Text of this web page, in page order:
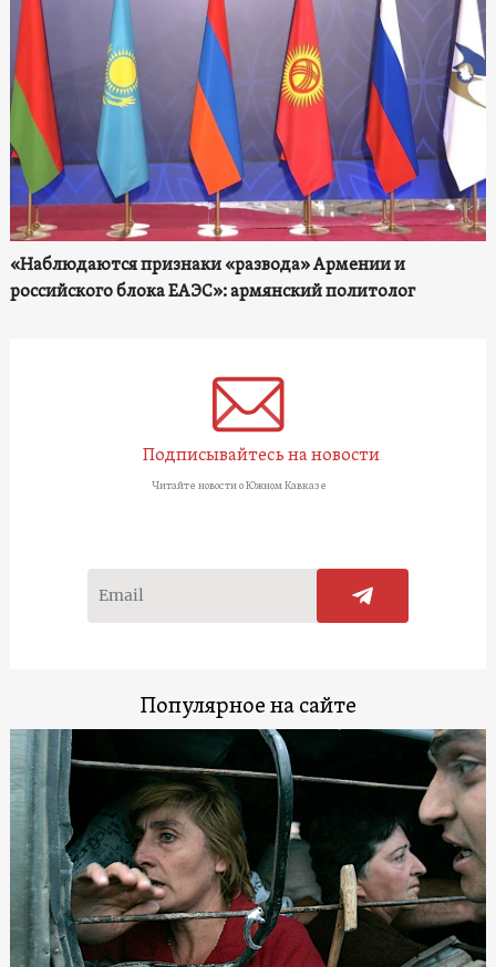
«Наблюдаются признаки «развода» Армении и
российского блока ЕАЭС»: армянский политолог
Подписывайтесь на новости
Читайте новости о Южном Кавказе
Популярное на сайте